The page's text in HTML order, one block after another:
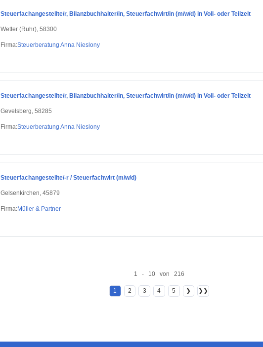
Steuerfachangestellte/r, Bilanzbuchhalter/in, Steuerfachwirt/in (m/w/d) in Voll- oder Teilzeit
Wetter (Ruhr), 58300
Firma:Steuerberatung Anna Nieslony
Steuerfachangestellte/r, Bilanzbuchhalter/in, Steuerfachwirt/in (m/w/d) in Voll- oder Teilzeit
Gevelsberg, 58285
Firma:Steuerberatung Anna Nieslony
Steuerfachangestellte/-r / Steuerfachwirt (m/w/d)
Gelsenkirchen, 45879
Firma:Müller & Partner
1 - 10 von 216
1 2 3 4 5 ❯ ❯❯